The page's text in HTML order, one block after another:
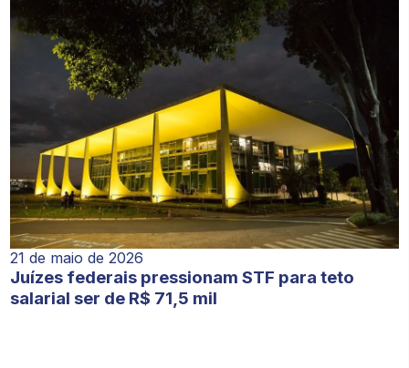
21 de maio de 2026
Juízes federais pressionam STF para teto
salarial ser de R$ 71,5 mil